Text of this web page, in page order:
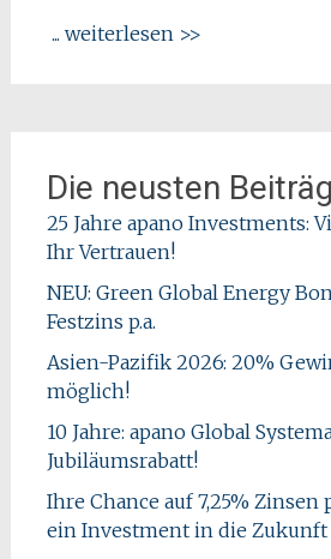
... weiterlesen >>
Die neusten
25 Jahre apano Investments:
Ihr Vertrauen!
NEU: Green Global Energy
Festzins p.a.
Asien-Pazifik 2026: 20%
möglich!
10 Jahre: apano Global
Jubiläumsrabatt!
Ihre Chance auf 7,25% Zinsen
ein Investment in die Zukunft